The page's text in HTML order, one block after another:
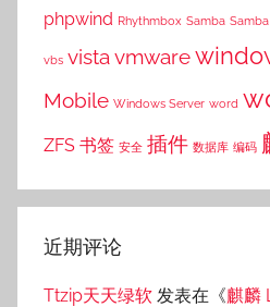
phpwind Rhythmbox Samba Samba
vbs vistavmware
Mobile Windows Server word
ZFS 书签 安全 插件 数据库 编码
近期评论
Ttzip天天绿软 发表在《麒麟